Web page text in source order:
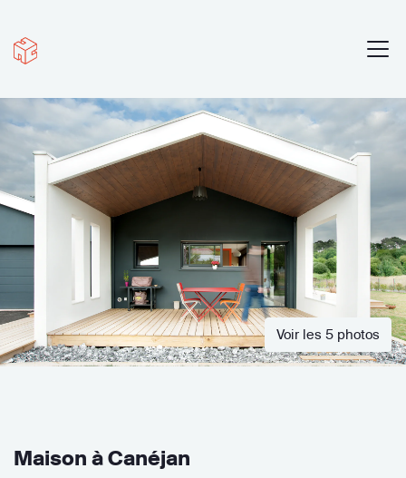
Voir les 5 photos
Maison à Canéjan